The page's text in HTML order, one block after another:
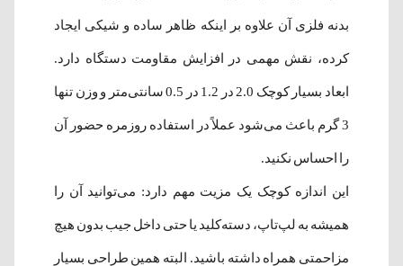
بدنه فلزی آن علاوه بر اینکه ظاهر ساده و شیکی ایجاد
کرده، نقش مهمی در افزایش مقاومت دستگاه دارد.
ابعاد بسیار کوچک 2.0 در 1.2 در 0.5 سانتی‌متر و وزن تنها
3 گرم باعث می‌شود عملاً در استفاده روزمره حضور آن
را احساس نکنید.
این اندازه کوچک یک مزیت مهم دارد: می‌توانید آن را
همیشه به لپ‌تاپ، دسته‌کلید یا حتی داخل جیب بدون هیچ
مزاحمتی همراه داشته باشید. البته همین طراحی بسیار